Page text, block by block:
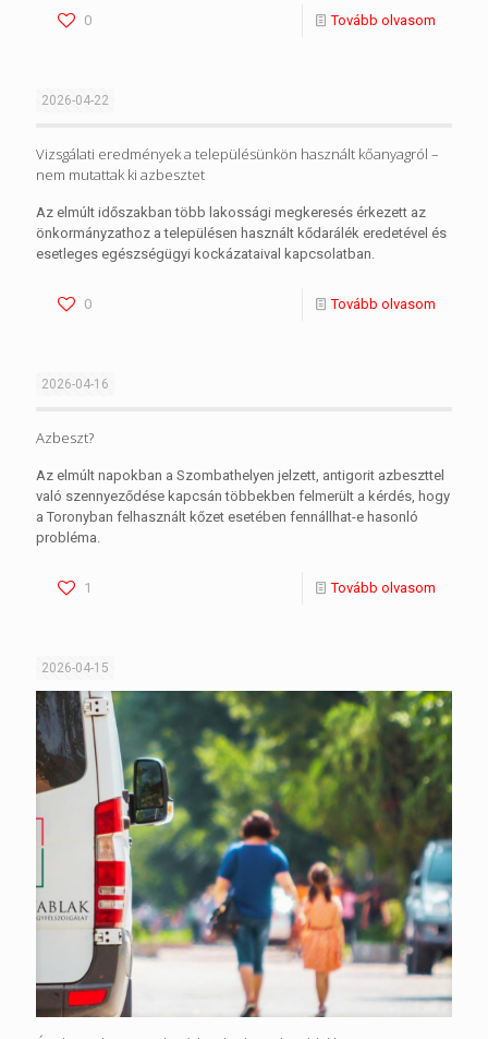
0 Tovább olvasom
2026-04-22
Vizsgálati eredmények a településünkön használt kőanyagról –
nem mutattak ki azbesztet
Az elmúlt időszakban több lakossági megkeresés érkezett az
önkormányzathoz a településen használt kődarálék eredetével és
esetleges egészségügyi kockázataival kapcsolatban.
0 Tovább olvasom
2026-04-16
Azbeszt?
Az elmúlt napokban a Szombathelyen jelzett, antigorit azbeszttel
való szennyeződése kapcsán többekben felmerült a kérdés, hogy
a Toronyban felhasznált kőzet esetében fennállhat-e hasonló
probléma.
1 Tovább olvasom
2026-04-15